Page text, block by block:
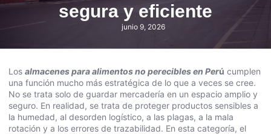
segura y eficiente
junio 9, 2026
Los almacenes para alimentos no perecibles en Perú cumplen
una función mucho más estratégica de lo que a veces se cree.
No se trata solo de guardar mercadería en un espacio amplio y
seguro. En realidad, se trata de proteger productos sensibles a
la humedad, al desorden logístico, a las plagas, a la mala
rotación y a los errores de trazabilidad. En esta categoría, el